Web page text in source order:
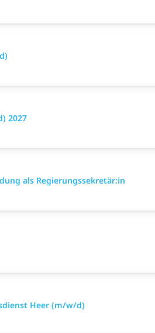
2027
als Regierungssekretär:in
Heer (m/w/d)